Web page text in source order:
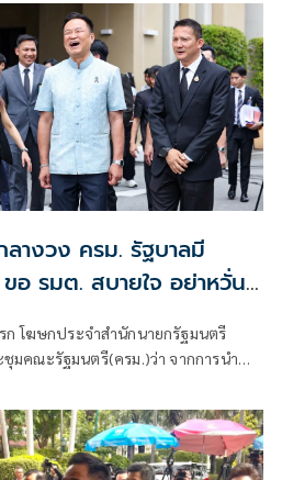
างวง ครม. รัฐบาลมี
อ รมต. สบายใจ อย่าหวั่น
ก โฆษกประจำสำนักนายกรัฐมนตรี
มคณะรัฐมนตรี(ครม.)ว่า จากการนำ
รรคร่วมรัฐบาลและนายกฯไปแล้วว่า
าพและทำงานร่วมกันอย่างเต็มที่